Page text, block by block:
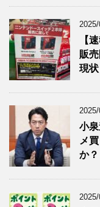
【
販
現
小
メ
か？